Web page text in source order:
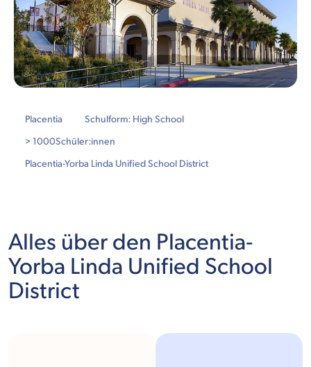
Placentia
Schulform: High School
> 1000Schüler:innen
Placentia-Yorba Linda Unified School District
Alles über den Placentia-
Yorba Linda Unified School
District